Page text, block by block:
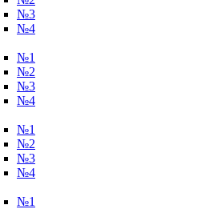
№3
№4
№1
№2
№3
№4
№1
№2
№3
№4
№1